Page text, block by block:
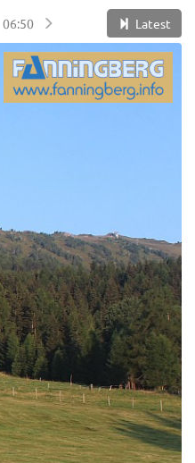
06:50 Latest